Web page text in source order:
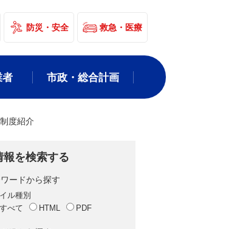
防災・安全 救急・医療
者 市政・総合計画
度紹介
報を検索する
ードから探す
ル種別
すべて
HTML PDF